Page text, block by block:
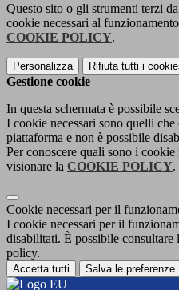
Questo sito o gli strumenti terzi
cookie necessari al
COOKIE POLICY.
Personalizza Rifiuta tutti i
Gestione cookie
In questa schermata è possibile
I cookie necessari sono quelli
piattaforma e non è possibile
Per conoscere quali sono i
visionare la COOKIE POLICY.
Cookie necessari per il
I cookie necessari per il
disabilitati. È possibile
policy.
Accetta tutti Salva le preferenze